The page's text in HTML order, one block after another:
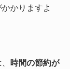
かりますよ
時間の節約が